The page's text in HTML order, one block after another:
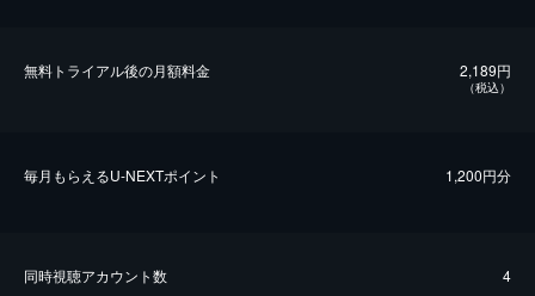
無料トライアル後の⽉額料金 2,189円
（税込）
毎⽉もらえるU-NEXTポイント 1,200円分
同時視聴アカウント数 4